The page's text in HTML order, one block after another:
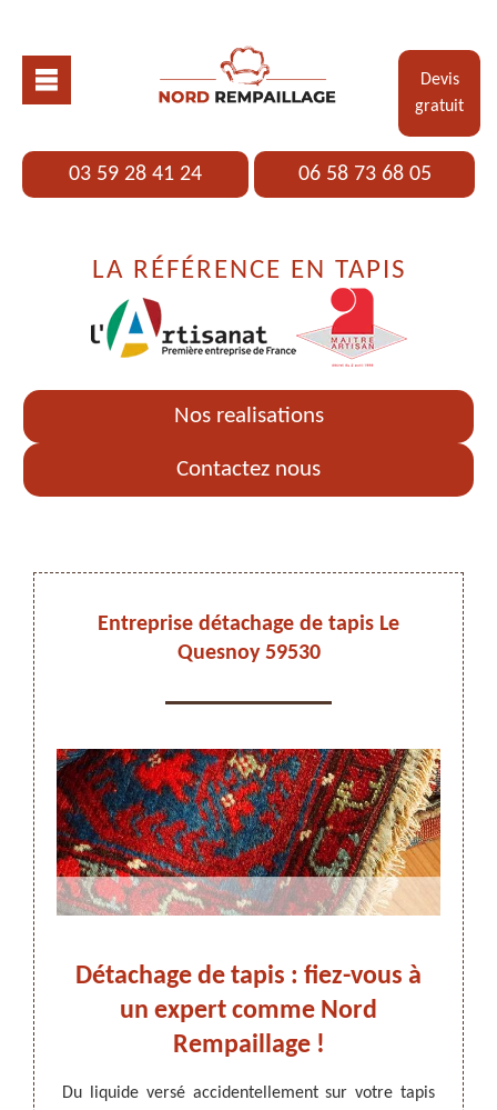
Devis
gratuit
03 59 28 41 24 06 58 73 68 05
LA RÉFÉRENCE EN TAPIS
Nos realisations
Contactez nous
Entreprise détachage de tapis Le
Quesnoy 59530
Détachage de tapis : fiez-vous à
un expert comme Nord
Rempaillage !
Du liquide versé accidentellement sur votre tapis
Les